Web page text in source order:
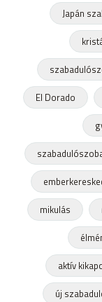
Japán
El Dorado
mikulás
aktív
új